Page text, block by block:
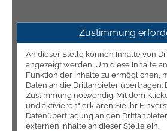
Zustimmung
An dieser Stelle können Inhalte von
angezeigt werden. Um diese Inhalte
Funktion der Inhalte zu ermöglichen,
Daten an die Drittanbieter übertragen.
Zustimmung notwendig. Mit dem
und aktivieren" erklären Sie Ihr
Datenübertragung an den
externen Inhalte an dieser Stelle ein.